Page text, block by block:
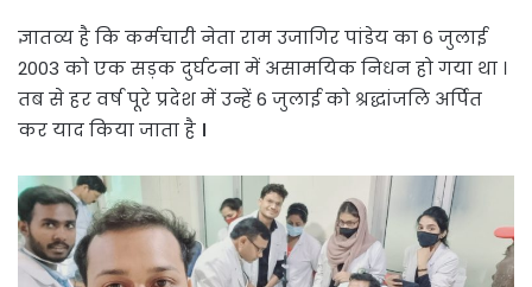
ज्ञातव्य है कि कर्मचारी नेता राम उजागिर पांडेय का 6 जुलाई
2003 को एक सड़क दुर्घटना में असामयिक निधन हो गया था ।
तब से हर वर्ष पूरे प्रदेश में उन्हें 6 जुलाई को श्रद्धांजलि अर्पित
कर याद किया जाता है ।